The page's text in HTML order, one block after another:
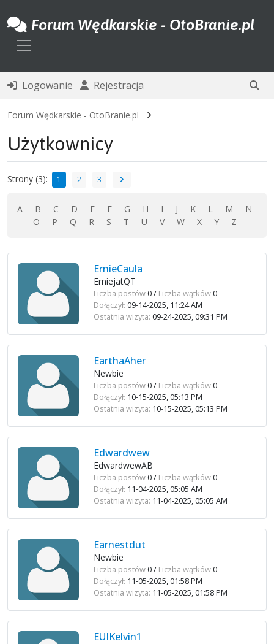
Forum Wędkarskie - OtoBranie.pl
Toggle navigation
Logowanie Rejestracja
Forum Wędkarskie - OtoBranie.pl
Użytkownicy
Strony (3): 1 2 3
A B C D E F G H I J K L M
N
O
P Q R S T U V W X Y Z
ErnieCaula
ErniejatQT
Liczba postów0 / Liczba wątków0
Dołączył: 09-14-2025, 11:24 AM
Ostatnia wizyta: 09-24-2025, 09:31 PM
EarthaAher
Newbie
Liczba postów0 / Liczba wątków0
Dołączył: 10-15-2025, 05:13 PM
Ostatnia wizyta: 10-15-2025, 05:13 PM
Edwardwew
EdwardwewAB
Liczba postów0 / Liczba wątków0
Dołączył: 11-04-2025, 05:05 AM
Ostatnia wizyta: 11-04-2025, 05:05 AM
Earnestdut
Newbie
Liczba postów0 / Liczba wątków0
Dołączył: 11-05-2025, 01:58 PM
Ostatnia wizyta: 11-05-2025, 01:58 PM
EUIKelvin1